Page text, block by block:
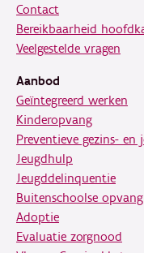
Contact
Bereikbaarheid
Veelgestelde vragen
Aanbod
Geïntegreerd werken
Kinderopvang
Preventieve gezins-
Jeugdhulp
Jeugddelinquentie
Buitenschoolse
Adoptie
Evaluatie zorgnood